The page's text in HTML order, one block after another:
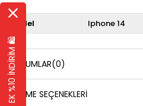
Model Iphone 14
YORUMLAR(0)
ÖDEME SEÇENEKLERI
EK %10 İNDİRİM 🛍️